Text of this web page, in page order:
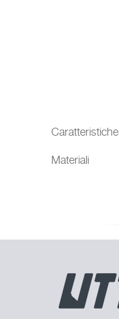
Caratteristiche
Materiali